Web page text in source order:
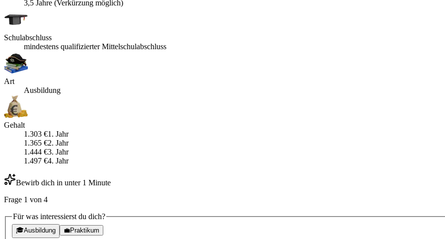
3,5 Jahre (Verkürzung möglich)
Schulabschluss
mindestens qualifizierter Mittelschulabschluss
Art
Ausbildung
Gehalt
1.303 €1 . Jahr
1.365 €2. Jahr
1.444 €3. Jahr
1.497 €4. Jahr
Bewirb dich in unter 1 Minute
Frage 1 von 4
Für was interessierst du dich?
🎓Ausbildung 💼Praktikum